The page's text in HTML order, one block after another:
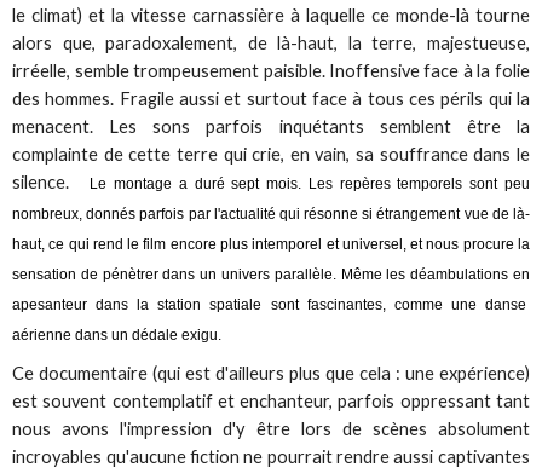
le climat) et la vitesse carnassière à laquelle ce monde-là tourne
alors que, paradoxalement, de là-haut, la terre, majestueuse,
irréelle, semble trompeusement paisible. Inoffensive face à la folie
des hommes. Fragile aussi et surtout face à tous ces périls qui la
menacent. Les sons parfois inquétants semblent être la
complainte de cette terre qui crie, en vain, sa souffrance dans le
silence.
Le montage a duré sept mois. Les repères temporels sont peu
nombreux, donnés parfois par l'actualité qui résonne si étrangement vue de là-
haut, ce qui rend le film encore plus intemporel et universel, et nous procure la
sensation de pénètrer dans un univers parallèle. Même les déambulations en
apesanteur dans la station spatiale sont fascinantes, comme une danse
aérienne dans un dédale exigu.
Ce documentaire (qui est d'ailleurs plus que cela : une expérience)
est souvent contemplatif et enchanteur, parfois oppressant tant
nous avons l'impression d'y être lors de scènes absolument
incroyables qu'aucune fiction ne pourrait rendre aussi captivantes